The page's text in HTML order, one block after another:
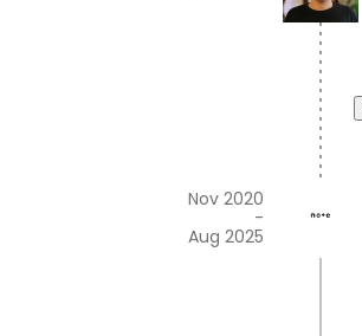
Nov 2020
-
Aug 2025